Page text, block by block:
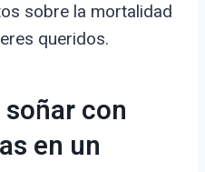
sobre la mortalidad
queridos.
con
en un